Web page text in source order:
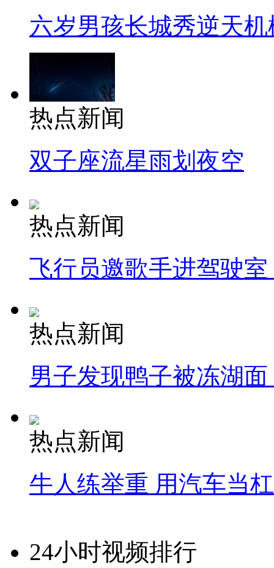
六岁男孩长城秀逆天机
热点新闻
双子座流星雨划夜空
热点新闻
飞行员邀歌手进驾驶
热点新闻
男子发现鸭子被冻湖
热点新闻
牛人练举重 用汽车当
24小时视频排行